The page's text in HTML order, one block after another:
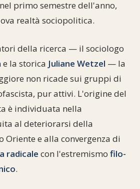
primo semestre dell'anno,
realtà sociopolitica.
della ricerca — il sociologo
e la storica Juliane Wetzel — la
non ricade sui gruppi di
pur attivi. L'origine del
è individuata nella
al deteriorarsi della
Oriente e alla convergenza di
radicale con l'estremismo filo-
.